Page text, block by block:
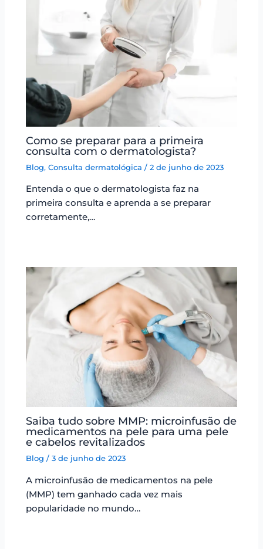
Como se preparar para a primeira
consulta com o dermatologista?
Blog,Consulta dermatológica /2 de junho de 2023
Entenda o que o dermatologista faz na
primeira consulta e aprenda a se preparar
corretamente,…
Saiba tudo sobre MMP: microinfusão de
medicamentos na pele para uma pele
e cabelos revitalizados
Blog /3 de junho de 2023
A microinfusão de medicamentos na pele
(MMP) tem ganhado cada vez mais
popularidade no mundo…